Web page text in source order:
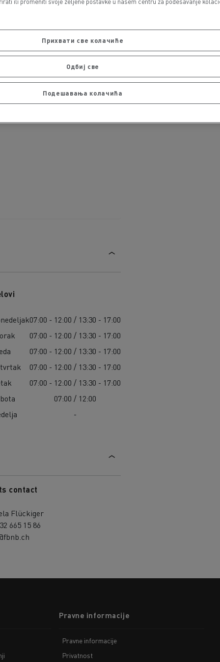
07:00 - 12:00 / 13:30 - 17:00
07:00 - 12:00 / 13:30 - 17:00
07:00 - 12:00 / 13:30 - 17:00
07:00 - 12:00 / 13:30 - 17:00
07:00 - 12:00 / 13:30 - 17:00
07:00 / 12:00
-
contact
Flückiger
665 15 86
Pravne informacije
Pravne informacije
Privatnost
Прихвати све колачиће
Одбиј све
Подешавања колачића